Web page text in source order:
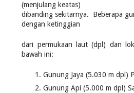
(menjulang keatas)
dibanding sekitarnya. Beberapa
dengan ketinggian
dari permukaan laut (dpl) dan
bawah ini:
Gunung Jaya (5.030 m dpl)
Gunung Api (5.000 m dpl)